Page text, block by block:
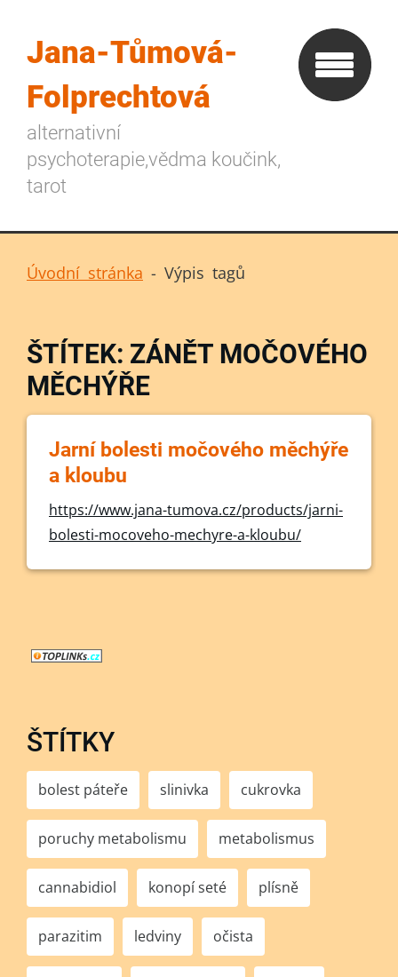
Jana-Tůmová-
Folprechtová
alternativní
psychoterapie,vědma koučink,
tarot
Úvodní stránka - Výpis tagů
ŠTÍTEK: ZÁNĚT MOČOVÉHO
MĚCHÝŘE
Jarní bolesti močového měchýře
a kloubu
https://www.jana-tumova.cz/products/jarni-
bolesti-mocoveho-mechyre-a-kloubu/
ŠTÍTKY
bolest páteře slinivka cukrovka
poruchy metabolismu metabolismus
cannabidiol konopí seté plísně
parazitim ledviny očista